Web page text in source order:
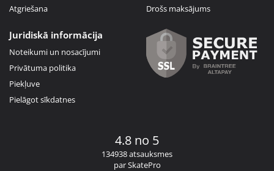
Atgriešana
Drošs maksājums
Juridiskā informācija
Noteikumi un nosacījumi
Privātuma politika
Piekļuve
Pielāgot sīkdatnes
4.8 no 5
134938 atsauksmes
par SkatePro